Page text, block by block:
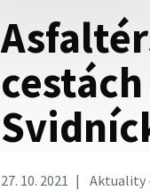
27. 10. 2021 Aktuality